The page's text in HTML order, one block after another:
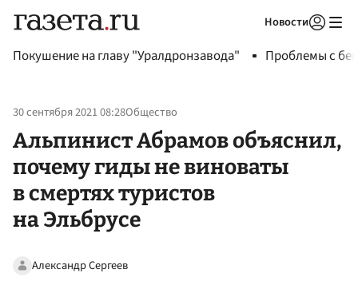
Новости
Покушение на главу "Уралдронзавода" Проблемы с
30 сентября 2021 08:28Общество
Альпинист Абрамов объяснил,
почему гиды не виноваты
в смертях туристов
на Эльбрусе
Александр Сергеев